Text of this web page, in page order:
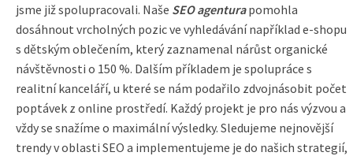
jsme již spolupracovali. Naše SEO agenturapomohla
dosáhnout vrcholných pozic ve vyhledávání například e-shopu
s dětským oblečením, který zaznamenal nárůst organické
návštěvnosti o 150 %. Dalším příkladem je spolupráce s
realitní kanceláří, u které se nám podařilo zdvojnásobit počet
poptávek z online prostředí. Každý projekt je pro nás výzvou a
vždy se snažíme o maximální výsledky. Sledujeme nejnovější
trendy v oblasti SEO a implementujeme je do našich strategií,